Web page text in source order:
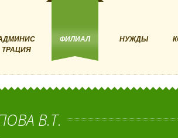
ТРАЦИЯ
ФИЛИАЛ НУЖДЫ
В.Т.